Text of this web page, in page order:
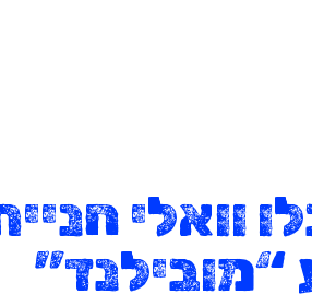
וואלי
“מובילנד”